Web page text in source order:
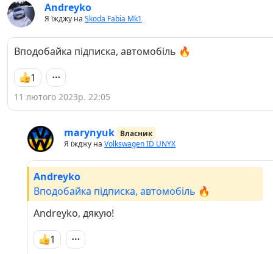
Andreyko
Я їжджу на Skoda Fabia Mk1
Вподобайка підписка, автомобіль 🔥
1
11 лютого 2023р. 22:05
marynyuk Власник
Я їжджу на Volkswagen ID UNYX
Andreyko
Вподобайка підписка, автомобіль 🔥
Andreyko, дякую!
1